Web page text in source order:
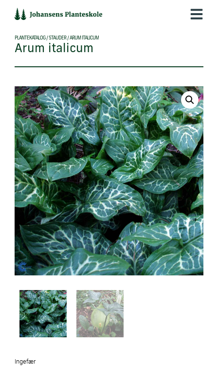
indholdet
PLANTEKATALOG/STAUDER/ARUM ITALICUM
Arum italicum
Ingefær